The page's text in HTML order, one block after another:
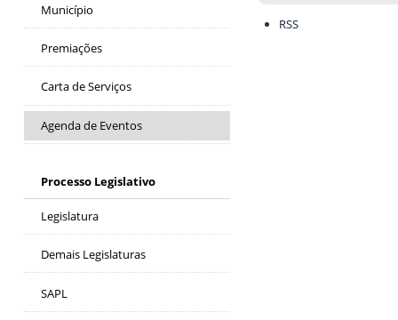
Município
Premiações
Carta de Serviços
Agenda de Eventos
Processo Legislativo
Legislatura
Demais Legislaturas
SAPL
do
RSS